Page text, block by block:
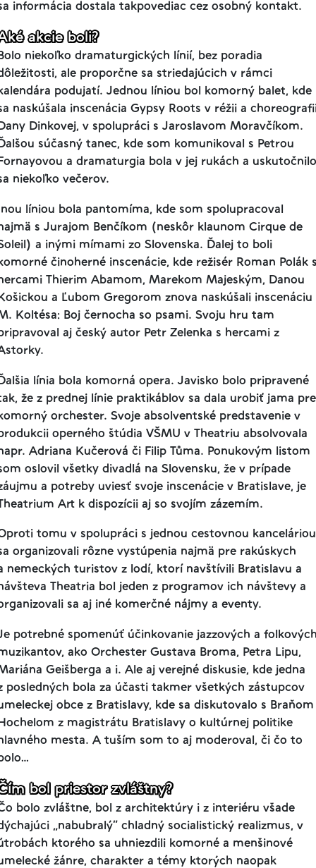
informácia dostala takpovediac cez osobný kontakt.
akcie boli?
niekoľko dramaturgických línií, bez poradia
ale proporčne sa striedajúcich v rámci
podujatí. Jednou líniou bol komorný balet, kde
naskúšala inscenácia Gypsy Roots v réžii a
Dinkovej, v spolupráci s Jaroslavom Moravčíkom.
súčasný tanec, kde som komunikoval s Petrou
a dramaturgia bola v jej rukách a uskutočnilo
niekoľko večerov.
líniou bola pantomíma, kde som spolupracoval
s Jurajom Benčíkom (neskôr klaunom Cirque de
a inými mímami zo Slovenska. Ďalej to boli
činoherné inscenácie, kde režisér Roman Polák
Thierim Abamom, Marekom Majeským, Danou
a Ľubom Gregorom znova naskúšali inscenáciu
Koltésa: Boj černocha so psami. Svoju hru tam
aj český autor Petr Zelenka s hercami z
línia bola komorná opera. Javisko bolo pripravené
že z prednej línie praktikáblov sa dala urobiť jama pre
orchester. Svoje absolventské predstavenie v
operného štúdia VŠMU v Theatriu absolvovala
Adriana Kučerová či Filip Tůma. Ponukovým listom
oslovil všetky divadlá na Slovensku, že v prípade
a potreby uviesť svoje inscenácie v Bratislave, je
Art k dispozícii aj so svojím zázemím.
tomu v spolupráci s jednou cestovnou kanceláriou
organizovali rôzne vystúpenia najmä pre rakúskych
nemeckých turistov z lodí, ktorí navštívili Bratislavu a
Theatria bol jeden z programov ich návštevy a
sa aj iné komerčné nájmy a eventy.
potrebné spomenúť účinkovanie jazzových a
ako Orchester Gustava Broma, Petra Lipu,
Geišberga a i. Ale aj verejné diskusie, kde jedna
posledných bola za účasti takmer všetkých zástupcov
obce z Bratislavy, kde sa diskutovalo s Braňom
z magistrátu Bratislavy o kultúrnej politike
mesta. A tuším som to aj moderoval, či čo to
bol priestor zvláštny?
bolo zvláštne, bol z architektúry i z interiéru všade
„nabubralý” chladný socialistický realizmus, v
ktorého sa uhniezdili komorné a menšinové
žánre, charakter a témy ktorých naopak